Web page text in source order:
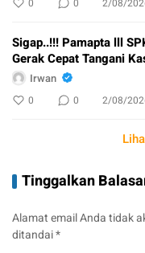
0 0 2/08/
Sigap..!!! Pamapta lll
Gerak Cepat Tangani
Irwan
0 0 2/08/
Tinggalkan
Alamat email Anda tidak
ditandai*